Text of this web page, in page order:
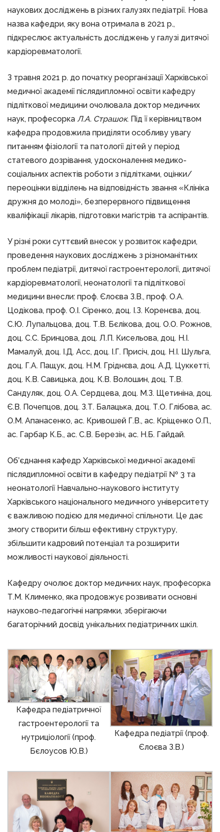
наукових досліджень в різних галузях педіатрії. Нова
назва кафедри, яку вона отримала в 2021 р.,
підкреслює актуальність досліджень у галузі дитячої
кардіоревматології.
З травня 2021 р. до початку реорганізації Харківської
медичної академії післядипломної освіти кафедру
підліткової медицини очолювала доктор медичних
наук, професорка Л.А. Страшок. Під її керівництвом
кафедра продовжила приділяти особливу увагу
питанням фізіології та патології дітей у період
статевого дозрівання, удосконалення медико-
соціальних аспектів роботи з підлітками, оцінки/
переоцінки відділень на відповідність звання «Клініка
дружня до молоді», безперервного підвищення
кваліфікації лікарів, підготовки магістрів та аспірантів.
У різні роки суттєвий внесок у розвиток кафедри,
проведення наукових досліджень з різноманітних
проблем педіатрії, дитячої гастроентерології, дитячої
кардіоревматології, неонатології та підліткової
медицини внесли: проф. Єлоєва З.В., проф. О.А.
Цодікова, проф. О.І. Сіренко, доц. І.З. Коренєва, доц.
С.Ю. Лупальцова, доц. Т.В. Бєлікова, доц. О.О. Рожнов,
доц. С.С. Бринцова, доц. Л.П. Кисельова, доц. Н.І.
Мамалуй, доц. І.Д. Асс, доц. І.Г. Присіч, доц. Н.І. Шульга,
доц. Г.А. Пащук, доц. Н.М. Гріднєва, доц. А.Д. Цуккетті,
доц. К.В. Савицька, доц. К.В. Волошин, доц. Т.В.
Сандуляк, доц. О.А. Сердцева, доц. М.З. Щетиніна, доц.
Є.В. Почепцов, доц. З.Т. Балацька, доц. Т.О. Глібова, ас.
О.М. Апанасенко, ас. Кривошей Г.В., ас. Кріщенко О.П.,
ас. Гарбар К.Б., ас. С.В. Березін, ас. Н.Б. Гайдай.
Об’єднання кафедр Харківської медичної академії
післядипломної освіти в кафедру педіатрії № 3 та
неонатології Навчально-наукового інституту
Харківського національного медичного університету
є важливою подією для медичної спільноти. Це дає
змогу створити більш ефективну структуру,
збільшити кадровий потенціал та розширити
можливості наукової діяльності.
Кафедру очолює доктор медичних наук, професорка
Т.М. Клименко, яка продовжує розвивати основні
науково-педагогічні напрямки, зберігаючи
багаторічний досвід унікальних педіатричних шкіл.
Кафедра педіатричної
гастроентерології та
нутриціології (проф.
Бєлоусов Ю.В.)
Кафедра педіатрії (проф.
Єлоєва З.В.)